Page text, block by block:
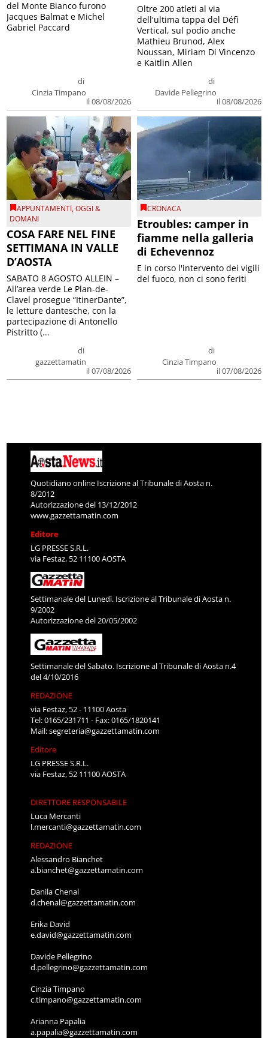
di
Cinzia Timpano
il 08/08/2026
del Monte Bianco furono
Jacques Balmat e Michel
Gabriel Paccard
di
Davide Pellegrino
il 08/08/2026
Oltre 200 atleti al via
dell'ultima tappa del Défì
Vertical, sul podio anche
Mathieu Brunod, Alex
Noussan, Miriam Di Vincenzo
e Kaitlin Allen
APPUNTAMENTI,OGGI &
DOMANI
COSA FARE NEL FINE
SETTIMANA IN VALLE
D’AOSTA
di
gazzettamatin
il 07/08/2026
SABATO 8 AGOSTO ALLEIN –
All’area verde Le Plan-de-
Clavel prosegue “ItinerDante”,
le letture dantesche, con la
partecipazione di Antonello
Pistritto (...
CRONACA
Etroubles: camper in
fiamme nella galleria
di Echevennoz
di
Cinzia Timpano
il 07/08/2026
E in corso l'intervento dei vigili
del fuoco, non ci sono feriti
Quotidiano online Iscrizione al Tribunale di Aosta n.
8/2012
Autorizzazione del 13/12/2012
www.gazzettamatin.com
Editore
LG PRESSE S.R.L.
via Festaz, 52 11100 AOSTA
Settimanale del Lunedì. Iscrizione al Tribunale di Aosta n.
9/2002
Autorizzazione del 20/05/2002
Settimanale del Sabato. Iscrizione al Tribunale di Aosta n.4
del 4/10/2016
REDAZIONE
via Festaz, 52 - 11100 Aosta
Tel: 0165/231711 - Fax: 0165/1820141
Mail:segreteria@gazzettamatin.com
Editore
LG PRESSE S.R.L.
via Festaz, 52 11100 AOSTA
DIRETTORE RESPONSABILE
Luca Mercanti
l.mercanti@gazzettamatin.com
REDAZIONE
Alessandro Bianchet
a.bianchet@gazzettamatin.com
Danila Chenal
d.chenal@gazzettamatin.com
Erika David
e.david@gazzettamatin.com
Davide Pellegrino
d.pellegrino@gazzettamatin.com
Cinzia Timpano
c.timpano@gazzettamatin.com
Arianna Papalia
a.papalia@gazzettamatin.com